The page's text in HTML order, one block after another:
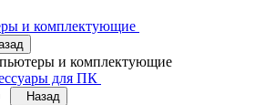
и комплектующие
и комплектующие
для ПК
Назад